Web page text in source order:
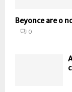
Beyonce are o
0